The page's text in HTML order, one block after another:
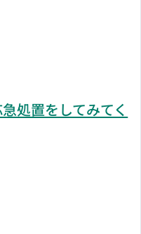
処置をしてみてく